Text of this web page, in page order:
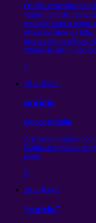
Os fins experimentais
vários tipos de
estranho para o outro.
níveis de tipos de luta,
grupos de micróbios.
“trono do rei” – não
1
2011-05-11
suicídio
espaço infinito
А я червонною
Война в сорочке
preto.
3
2011-05-01
“cadela”